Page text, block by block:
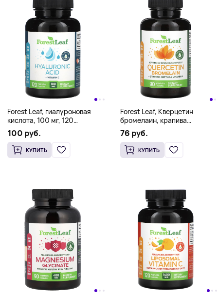
Forest Leaf, гиалуроновая
кислота, 100 мг, 120
вегетарианских капсул
100 руб.
КУПИТЬ
Forest Leaf, Кверцетин
бромелаин, крапива
двудомная и витамин C, 90
растительных капсул
76 руб.
КУПИТЬ